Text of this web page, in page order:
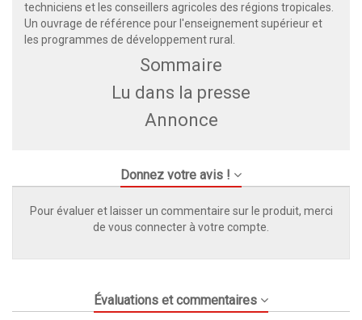
techniciens et les conseillers agricoles des régions tropicales.
Un ouvrage de référence pour l'enseignement supérieur et
les programmes de développement rural.
Sommaire
Lu dans la presse
Annonce
Donnez votre avis !
Pour évaluer et laisser un commentaire sur le produit, merci
de vous connecter à votre compte.
Évaluations et commentaires